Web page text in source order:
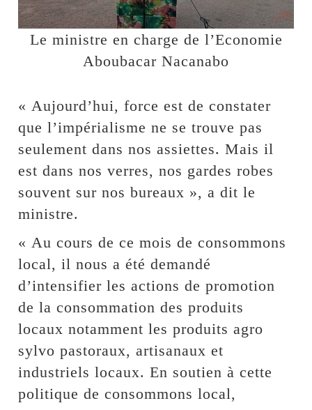
Le ministre en charge de l’Economie
Aboubacar Nacanabo
« Aujourd’hui, force est de constater
que l’impérialisme ne se trouve pas
seulement dans nos assiettes. Mais il
est dans nos verres, nos gardes robes
souvent sur nos bureaux », a dit le
ministre.
« Au cours de ce mois de consommons
local, il nous a été demandé
d’intensifier les actions de promotion
de la consommation des produits
locaux notamment les produits agro
sylvo pastoraux, artisanaux et
industriels locaux. En soutien à cette
politique de consommons local,